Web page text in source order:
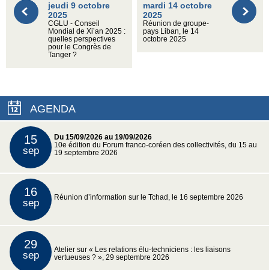
jeudi 9 octobre
2025
CGLU - Conseil
Mondial de Xi’an 2025 :
quelles perspectives
pour le Congrès de
Tanger ?
mardi 14 octobre
2025
Réunion de groupe-
pays Liban, le 14
octobre 2025
AGENDA
15
sep
Du 15/09/2026 au 19/09/2026
10e édition du Forum franco-coréen des collectivités, du 15 au
19 septembre 2026
16
sep Réunion d’information sur le Tchad, le 16 septembre 2026
29
sep
Atelier sur « Les relations élu-techniciens : les liaisons
vertueuses ? », 29 septembre 2026